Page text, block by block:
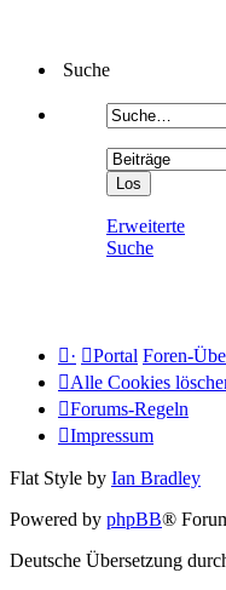
Suche
Erweiterte
Suche
· Portal Foren-
Alle Cookies
Forums-Regeln
Impressum
Flat Style by Ian Bradley
Powered by phpBB®
Deutsche Übersetzung